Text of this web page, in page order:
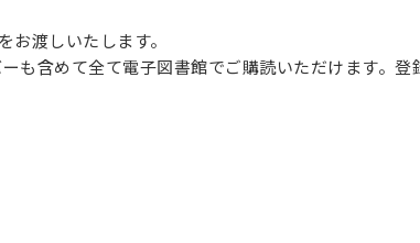
渡しいたします。
も含めて全て電子図書館でご購読いただけます。登